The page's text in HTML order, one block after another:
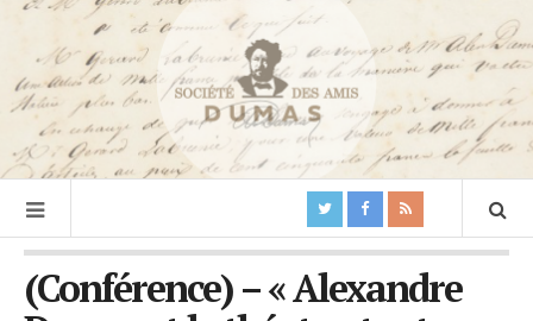
(Conférence) – « Alexandre